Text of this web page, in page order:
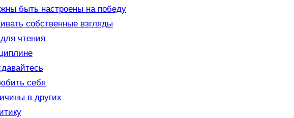
быть настроены на победу
собственные взгляды
чтения
себя
в других